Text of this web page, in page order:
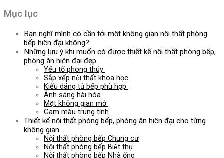
Mục lục
Bạn nghĩ mình có cần tới một không gian nội thất phòng
bếp hiện đại không?
Những lưu ý khi muốn có được thiết kế nội thất phòng bếp,
phòng ăn hiện đại đẹp
Yếu tố phong thủy
Sắp xếp nội thất khoa học
Kiểu dáng tủ bếp phù hợp
Ánh sáng hài hòa
Một không gian mở
Gam màu trung tính
Thiết kế nội thất phòng bếp, phòng ăn hiện đại cho từng
không gian
Nội thất phòng bếp Chung cư
Nội thất phòng bếp Biệt thự
Nội thất phòng bếp Nhà ống